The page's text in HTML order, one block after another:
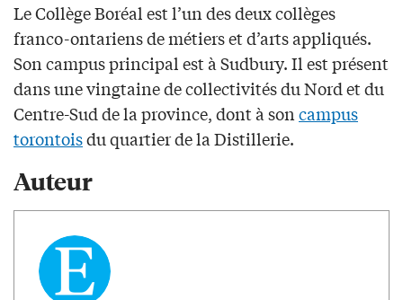
Le Collège Boréal est l’un des deux collèges
franco-ontariens de métiers et d’arts appliqués.
Son campus principal est à Sudbury. Il est présent
dans une vingtaine de collectivités du Nord et du
Centre-Sud de la province, dont à soncampus
torontoisdu quartier de la Distillerie.
Auteur